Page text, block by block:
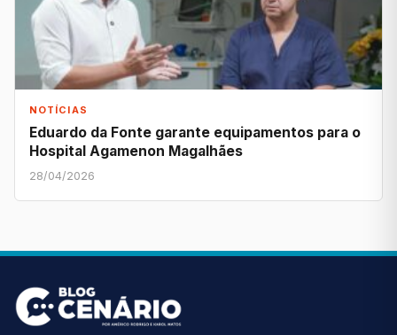
NOTÍCIAS
Eduardo da Fonte garante equipamentos para o
Hospital Agamenon Magalhães
28/04/2026